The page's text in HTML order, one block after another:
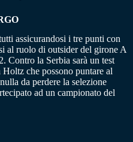
assicurandosi i tre punti con
al ruolo di outsider del girone A
Contro la Serbia sarà un test
che possono puntare al
da perdere la selezione
ad un campionato del